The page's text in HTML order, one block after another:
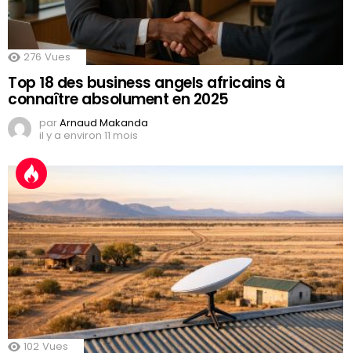
276 Vues
Top 18 des business angels africains à
connaître absolument en 2025
parArnaud Makanda
il y a environ 11 mois
102 Vues